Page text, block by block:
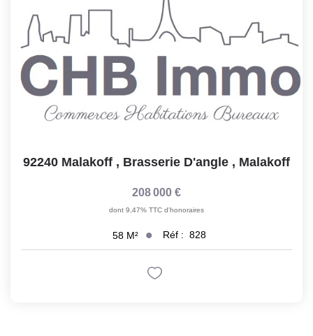
92240 Malakoff , Brasserie D'angle , Malakoff
208 000 €
dont 9,47% TTC d'honoraires
58 M² Réf : 828